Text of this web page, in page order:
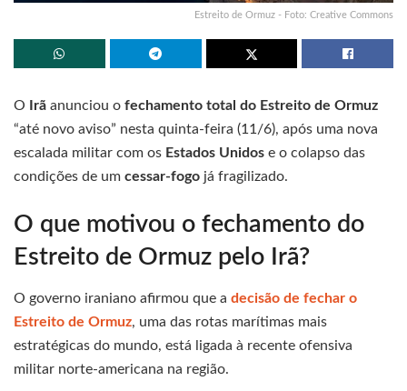
Estreito de Ormuz - Foto: Creative Commons
O Irã anunciou o fechamento total do Estreito de Ormuz
“até novo aviso” nesta quinta-feira (11/6), após uma nova
escalada militar com os Estados Unidos e o colapso das
condições de um cessar-fogo já fragilizado.
O que motivou o fechamento do
Estreito de Ormuz pelo Irã?
O governo iraniano afirmou que a decisão de fechar o
Estreito de Ormuz, uma das rotas marítimas mais
estratégicas do mundo, está ligada à recente ofensiva
militar norte-americana na região.